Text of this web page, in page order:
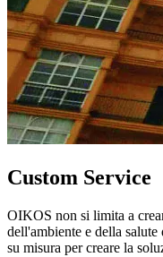
Custom Service
OIKOS non si limita a
dell'ambiente e della
su misura per creare la